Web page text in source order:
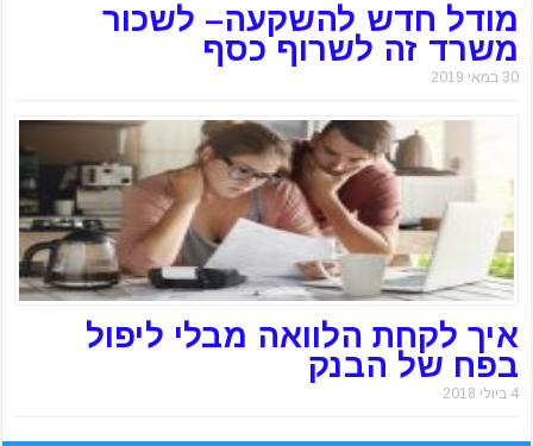
מודל חדש להשקעה– לשכור
משרד זה לשרוף כסף
30 במאי 2019
איך לקחת הלוואה מבלי ליפול
בפח של הבנק
4 ביולי 2018